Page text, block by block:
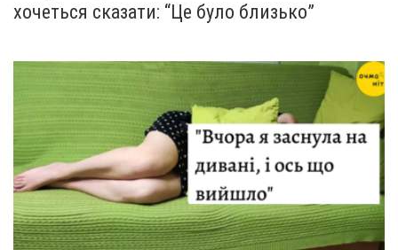
хочеться сказати: “Це було близько”